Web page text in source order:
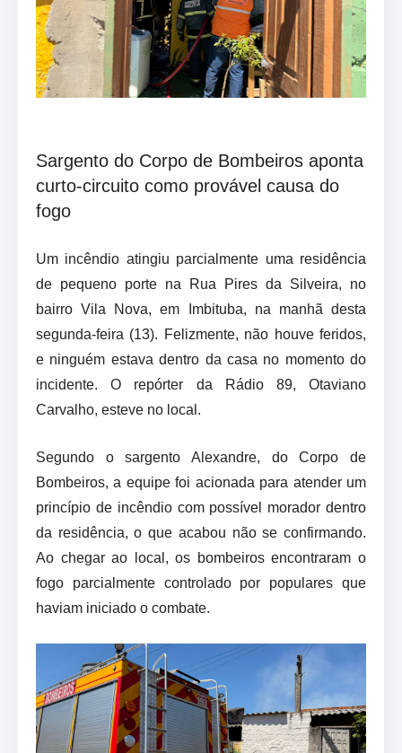
Sargento do Corpo de Bombeiros aponta
curto-circuito como provável causa do
fogo
Um incêndio atingiu parcialmente uma residência
de pequeno porte na Rua Pires da Silveira, no
bairro Vila Nova, em Imbituba, na manhã desta
segunda-feira (13). Felizmente, não houve feridos,
e ninguém estava dentro da casa no momento do
incidente. O repórter da Rádio 89, Otaviano
Carvalho, esteve no local.
Segundo o sargento Alexandre, do Corpo de
Bombeiros, a equipe foi acionada para atender um
princípio de incêndio com possível morador dentro
da residência, o que acabou não se confirmando.
Ao chegar ao local, os bombeiros encontraram o
fogo parcialmente controlado por populares que
haviam iniciado o combate.